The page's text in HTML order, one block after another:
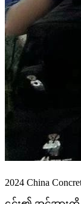
2024 China